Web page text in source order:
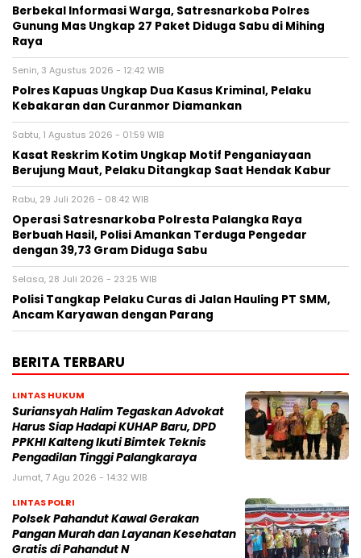
Berbekal Informasi Warga, Satresnarkoba Polres
Gunung Mas Ungkap 27 Paket Diduga Sabu di Mihing
Raya
Senin, 3 Agustus 2026 - 12:42 WIB
Polres Kapuas Ungkap Dua Kasus Kriminal, Pelaku
Kebakaran dan Curanmor Diamankan
Sabtu, 1 Agustus 2026 - 01:59 WIB
Kasat Reskrim Kotim Ungkap Motif Penganiayaan
Berujung Maut, Pelaku Ditangkap Saat Hendak Kabur
Rabu, 29 Juli 2026 - 08:42 WIB
Operasi Satresnarkoba Polresta Palangka Raya
Berbuah Hasil, Polisi Amankan Terduga Pengedar
dengan 39,73 Gram Diduga Sabu
Selasa, 28 Juli 2026 - 23:25 WIB
Polisi Tangkap Pelaku Curas di Jalan Hauling PT SMM,
Ancam Karyawan dengan Parang
BERITA TERBARU
LINTAS HUKUM
Suriansyah Halim Tegaskan Advokat
Harus Siap Hadapi KUHAP Baru, DPD
PPKHI Kalteng Ikuti Bimtek Teknis
Pengadilan Tinggi Palangkaraya
Jumat, 7 Agu 2026 - 14:32 WIB
LINTAS POLRI
Polsek Pahandut Kawal Gerakan
Pangan Murah dan Layanan Kesehatan
Gratis di Pahandut N